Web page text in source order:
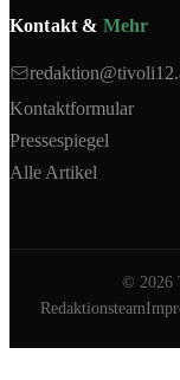
Kontakt & Mehr
Kontaktformular
Pressespiegel
Alle Artikel
© 2026
Redaktionsteam